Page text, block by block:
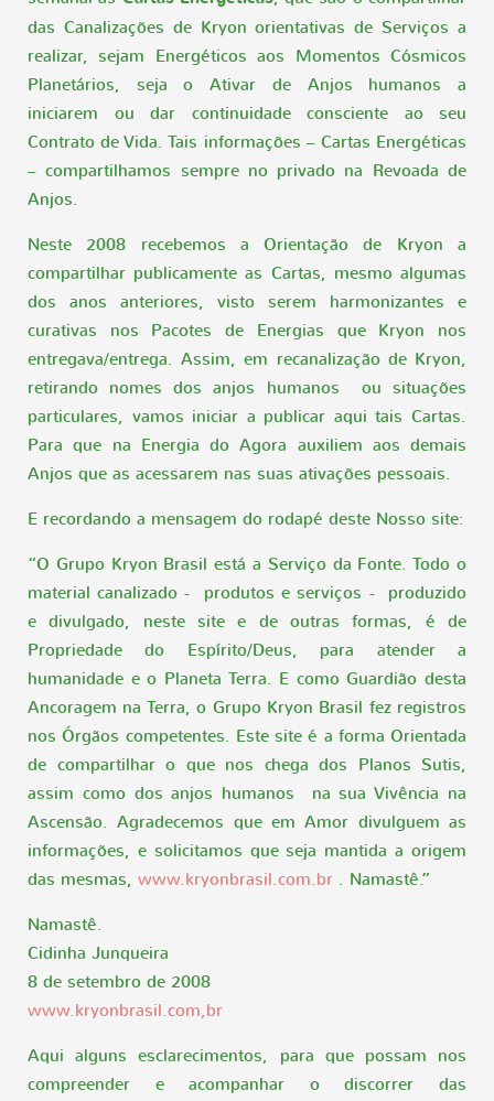
das Canalizações de Kryon orientativas de Serviços a
realizar, sejam Energéticos aos Momentos Cósmicos
Planetários, seja o Ativar de Anjos humanos a
iniciarem ou dar continuidade consciente ao seu
Contrato de Vida. Tais informações – Cartas Energéticas
– compartilhamos sempre no privado na Revoada de
Anjos.
Neste 2008 recebemos a Orientação de Kryon a
compartilhar publicamente as Cartas, mesmo algumas
dos anos anteriores, visto serem harmonizantes e
curativas nos Pacotes de Energias que Kryon nos
entregava/entrega. Assim, em recanalização de Kryon,
retirando nomes dos anjos humanos ou situações
particulares, vamos iniciar a publicar aqui tais Cartas.
Para que na Energia do Agora auxiliem aos demais
Anjos que as acessarem nas suas ativações pessoais.
E recordando a mensagem do rodapé deste Nosso site:
“O Grupo Kryon Brasil está a Serviço da Fonte. Todo o
material canalizado - produtos e serviços - produzido
e divulgado, neste site e de outras formas, é de
Propriedade do Espírito/Deus, para atender a
humanidade e o Planeta Terra. E como Guardião desta
Ancoragem na Terra, o Grupo Kryon Brasil fez registros
nos Órgãos competentes. Este site é a forma Orientada
de compartilhar o que nos chega dos Planos Sutis,
assim como dos anjos humanos na sua Vivência na
Ascensão. Agradecemos que em Amor divulguem as
informações, e solicitamos que seja mantida a origem
das mesmas, www.kryonbrasil.com.br . Namastê.”
Namastê.
Cidinha Junqueira
8 de setembro de 2008
www.kryonbrasil.com,br
Aqui alguns esclarecimentos, para que possam nos
compreender e acompanhar o discorrer das